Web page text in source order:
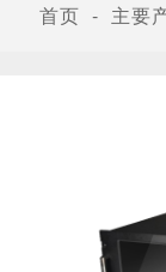
首页 主要